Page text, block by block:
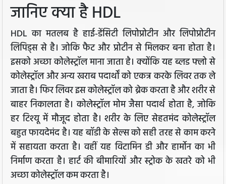
जानिए क्या है HDL
HDL का मतलब है हाई-डेंसिटी लिपोप्रोटीन और लिपोप्रोटीन
लिपिड्स से है। जोकि फैट और प्रोटीन से मिलकर बना होता है।
इसको अच्छा कोलेस्ट्रॉल माना जाता है। क्योंकि यह ब्लड फ्लो से
कोलेस्ट्रॉल और अन्य खराब पदार्थों को एकत्र करके लिवर तक ले
जाता है। फिर लिवर इस कोलेस्ट्रॉल को ब्रेक करता है और शरीर से
बाहर निकालता है। कोलेस्ट्रॉल मोम जैसा पदार्थ होता है, जोकि
हर टिश्यू में मौजूद होता है। शरीर के लिए सेहतमंद कोलेस्ट्रॉल
बहुत फायदेमंद है। यह बॉडी के सेल्स को सही तरह से काम करने
में सहायता करता है। वहीं यह विटामिन डी और हार्मोन का भी
निर्माण करता है। हार्ट की बीमारियों और स्ट्रोक के खतरे को भी
अच्छा कोलेस्ट्रॉल कम करता है।